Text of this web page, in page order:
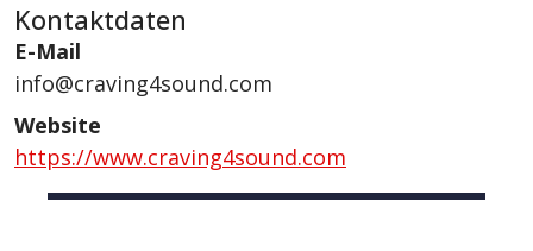
Kontaktdaten
E-Mail
info@craving4sound.com
Website
https://www.craving4sound.com